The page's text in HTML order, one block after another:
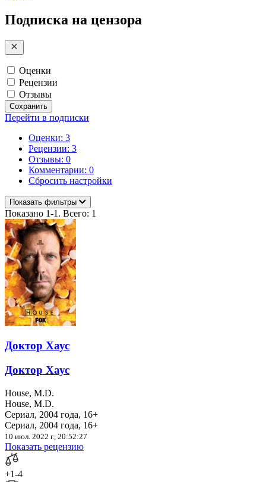
Подписка на цензора
Оценки
Рецензии
Отзывы
Сохранить
Перейти в подписки
Оценки: 3
Рецензии: 3
Отзывы: 0
Комментарии: 0
Сбросить настройки
Показать фильтры
Показано 1-1. Всего: 1
Доктор Хаус
Доктор Хаус
House, M.D.
House, M.D.
Сериал, 2004 года, 16+
Сериал, 2004 года, 16+
10 июл. 2022 г., 20:52:27
Показать рецензию
+1-4